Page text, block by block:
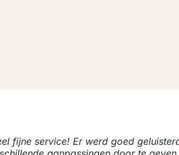
fijne service! Er werd goed